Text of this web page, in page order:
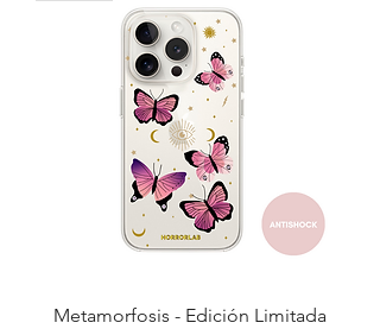
Metamorfosis - Edición Limitada